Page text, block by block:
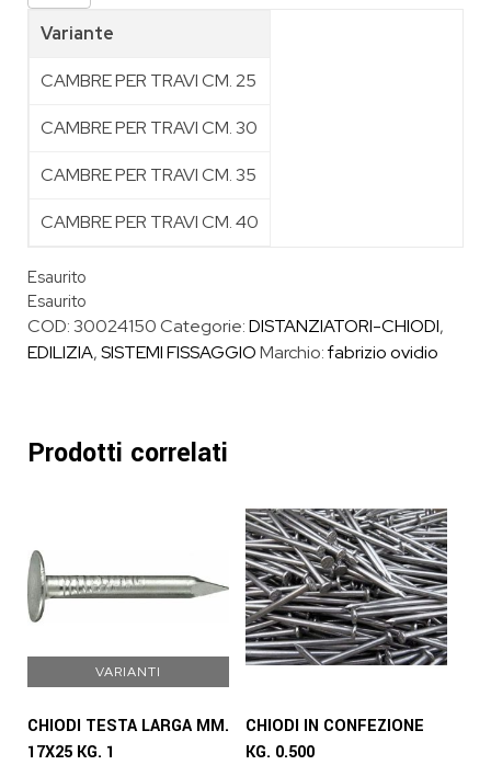
Variante
CAMBRE PER TRAVI CM. 25
CAMBRE PER TRAVI CM. 30
CAMBRE PER TRAVI CM. 35
CAMBRE PER TRAVI CM. 40
Esaurito
Esaurito
COD:30024150Categorie:DISTANZIATORI-CHIODI,
EDILIZIA,SISTEMI FISSAGGIOMarchio:fabrizio ovidio
Prodotti correlati
VARIANTI
CHIODI TESTA LARGA MM.
17X25 KG. 1
CHIODI IN CONFEZIONE
KG. 0.500